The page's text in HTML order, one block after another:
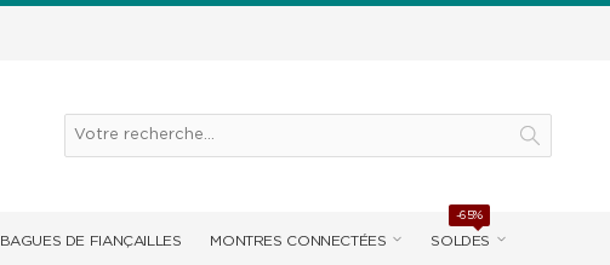
BAGUES DE FIANÇAILLES MONTRES CONNECTÉES SOLDES
-65%